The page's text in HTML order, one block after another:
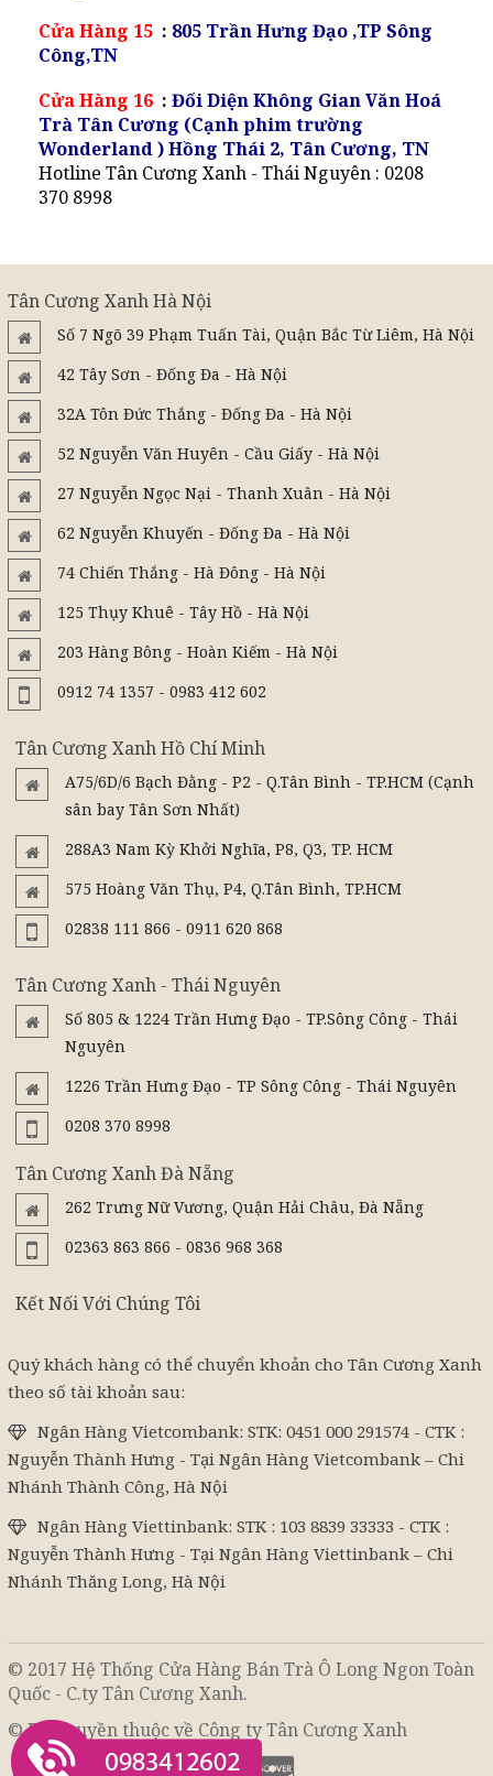
Cửa Hàng 15 : 805 Trần Hưng Đạo ,TP Sông
Công,TN
Cửa Hàng 16 : Đối Diện Không Gian Văn Hoá
Trà Tân Cương (Cạnh phim trường
Wonderland ) Hồng Thái 2, Tân Cương, TN
Hotline Tân Cương Xanh - Thái Nguyên : 0208
370 8998
Tân Cương Xanh Hà Nội
Số 7 Ngõ 39 Phạm Tuấn Tài, Quận Bắc Từ Liêm, Hà Nội
42 Tây Sơn - Đống Đa - Hà Nội
32A Tôn Đức Thắng - Đống Đa - Hà Nội
52 Nguyễn Văn Huyên - Cầu Giấy - Hà Nội
27 Nguyễn Ngọc Nại - Thanh Xuân - Hà Nội
62 Nguyễn Khuyến - Đống Đa - Hà Nội
74 Chiến Thắng - Hà Đông - Hà Nội
125 Thụy Khuê - Tây Hồ - Hà Nội
203 Hàng Bông - Hoàn Kiếm - Hà Nội
0912 74 1357 - 0983 412 602
Tân Cương Xanh Hồ Chí Minh
A75/6D/6 Bạch Đằng - P2 - Q.Tân Bình - TP.HCM (Cạnh
sân bay Tân Sơn Nhất)
288A3 Nam Kỳ Khởi Nghĩa, P8, Q3, TP. HCM
575 Hoàng Văn Thụ, P4, Q.Tân Bình, TP.HCM
02838 111 866 - 0911 620 868
Tân Cương Xanh - Thái Nguyên
Số 805 & 1224 Trần Hưng Đạo - TP.Sông Công - Thái
Nguyên
1226 Trần Hưng Đạo - TP Sông Công - Thái Nguyên
0208 370 8998
Tân Cương Xanh Đà Nẵng
262 Trưng Nữ Vương, Quận Hải Châu, Đà Nẵng
02363 863 866 - 0836 968 368
Kết Nối Với Chúng Tôi
Quý khách hàng có thể chuyển khoản cho Tân Cương Xanh
theo số tài khoản sau:
Ngân Hàng Vietcombank: STK: 0451 000 291574 - CTK :
Nguyễn Thành Hưng - Tại Ngân Hàng Vietcombank – Chi
Nhánh Thành Công, Hà Nội
Ngân Hàng Viettinbank: STK : 103 8839 33333 - CTK :
Nguyễn Thành Hưng - Tại Ngân Hàng Viettinbank – Chi
Nhánh Thăng Long, Hà Nội
© 2017 Hệ Thống Cửa Hàng Bán Trà Ô Long Ngon Toàn
Quốc - C.ty Tân Cương Xanh.
© Bản quyền thuộc về Công ty Tân Cương Xanh